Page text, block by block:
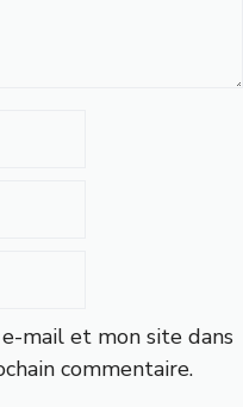
mail et mon site dans
commentaire.